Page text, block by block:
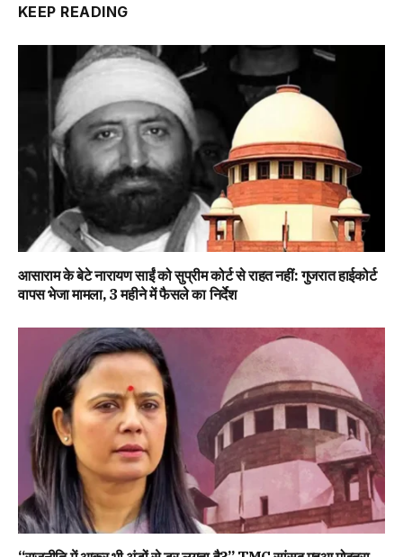
KEEP READING
आसाराम के बेटे नारायण साईं को सुप्रीम कोर्ट से राहत नहीं: गुजरात हाईकोर्ट
वापस भेजा मामला, 3 महीने में फैसले का निर्देश